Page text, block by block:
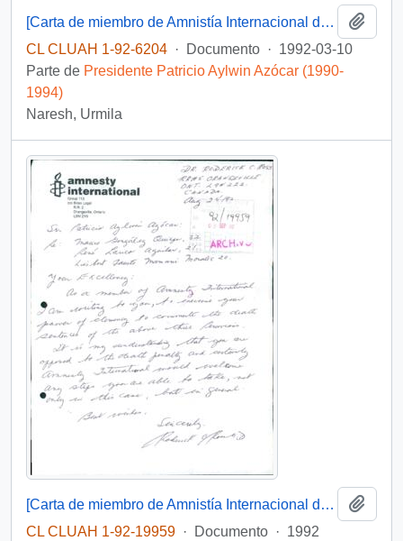
[Carta de miembro de Amnistía Internacional dirigida al Presidente Patricio Aylwin]
CL CLUAH 1-92-6204 · Documento · 1992-03-10
Parte de Presidente Patricio Aylwin Azócar (1990-
1994)
Naresh, Urmila
[Carta de miembro de Amnistía Internacional dirigida al Presidente Patricio Aylwin referente a conmutar la pena de muerte]
CL CLUAH 1-92-19959 · Documento · 1992